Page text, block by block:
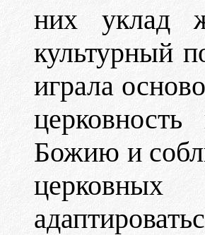
них уклад
культурный
играла
Божию и